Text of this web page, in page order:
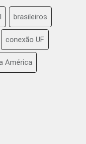
brasileiros
conexão UF
América